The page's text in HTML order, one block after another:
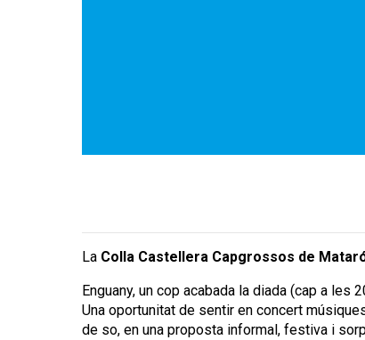
La Colla Castellera Capgrossos de
Enguany, un cop acabada la diada (cap a les
Una oportunitat de sentir en concert
de so, en una proposta informal, festiva i